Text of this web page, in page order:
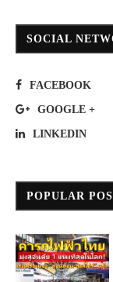
SOCIAL
FACEBOOK
GOOGLE +
LINKEDIN
POPULAR